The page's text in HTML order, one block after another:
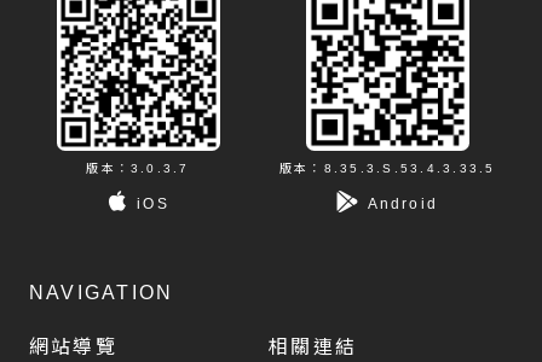
版本：3.0.3.7
iOS
版本：8.35.3.S.53.4.3.33.5
Android
NAVIGATION
網站導覽
相關連結